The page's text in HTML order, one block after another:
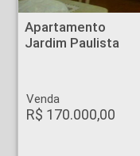
Apartamento - Jardim Paulista - Ribeirão Preto
Apartamento
Jardim Paulista
Venda
R$ 170.000,00